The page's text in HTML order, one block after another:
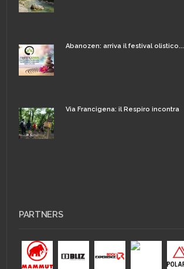
Abanozen: arriva il festival olistico...
Via Francigena: il Respiro incontra
PARTNERS